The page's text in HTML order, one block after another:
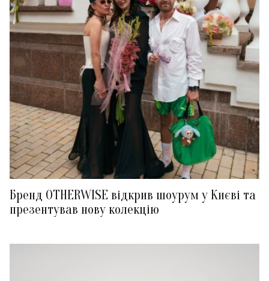
Бренд OTHERWISE відкрив шоурум у Києві та
презентував нову колекцію